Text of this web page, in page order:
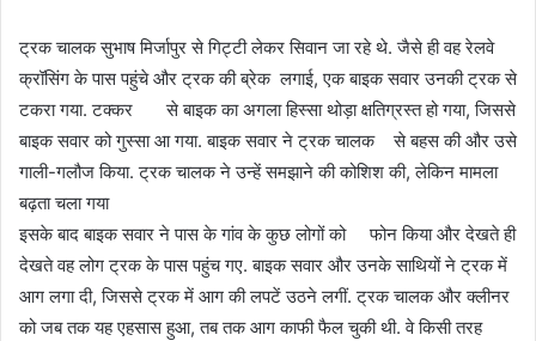
ट्रक चालक सुभाष मिर्जापुर से गिट्टी लेकर सिवान जा रहे थे. जैसे ही वह रेलवे
क्रॉसिंग के पास पहुंचे और ट्रक की ब्रेक लगाई, एक बाइक सवार उनकी ट्रक से
टकरा गया. टक्कर से बाइक का अगला हिस्सा थोड़ा क्षतिग्रस्त हो गया, जिससे
बाइक सवार को गुस्सा आ गया. बाइक सवार ने ट्रक चालक से बहस की और उसे
गाली-गलौज किया. ट्रक चालक ने उन्हें समझाने की कोशिश की, लेकिन मामला
बढ़ता चला गया
इसके बाद बाइक सवार ने पास के गांव के कुछ लोगों को फोन किया और देखते ही
देखते वह लोग ट्रक के पास पहुंच गए. बाइक सवार और उनके साथियों ने ट्रक में
आग लगा दी, जिससे ट्रक में आग की लपटें उठने लगीं. ट्रक चालक और क्लीनर
को जब तक यह एहसास हुआ, तब तक आग काफी फैल चुकी थी. वे किसी तरह